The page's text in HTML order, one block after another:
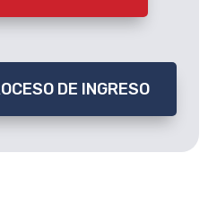
DE INGRESO